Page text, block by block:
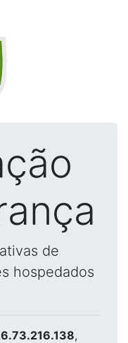
de
hospedados
,